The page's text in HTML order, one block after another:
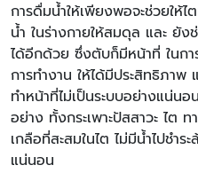
การดื่มน้ำให้เพียงพอจะช่วยให้
น้ำ ในร่างกายให้สมดุล และ ยัง
ได้อีกด้วย ซึ่งตับก็มีหน้าที่ ในก
การทำงาน ให้ได้มีประสิทธิภา
ทำหน้าที่ไม่เป็นระบบอย่างแน่น
อย่าง ทั้งกระเพาะปัสสาวะ ไต
เกลือที่สะสมในไต ไม่มีน้ำไปชำร
แน่นอน